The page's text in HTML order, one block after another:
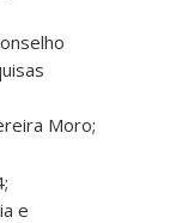
Moro;
e